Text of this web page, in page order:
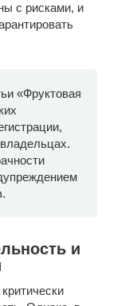
с рисками, и
«Фруктовая
и